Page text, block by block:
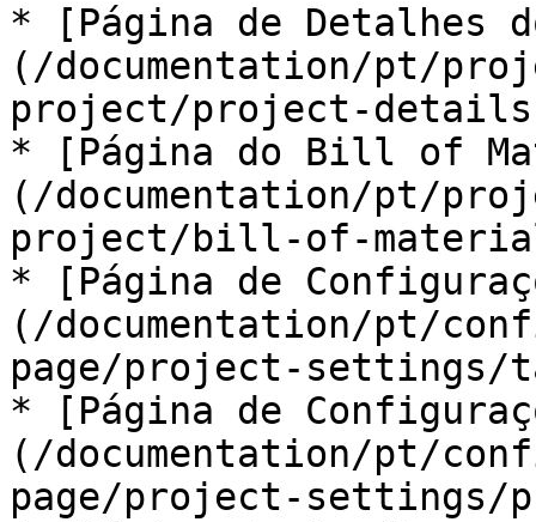
* [Página de Detalhes
(/documentation/pt/
project/project-
* [Página do Bill of
(/documentation/pt/
project/bill-of-
* [Página de
(/documentation/pt/
page/project-
* [Página de
(/documentation/pt/
page/project-settings/